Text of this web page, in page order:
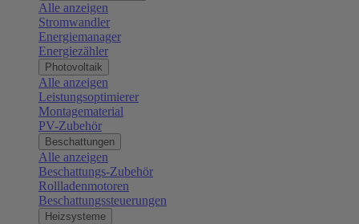
Alle anzeigen
Stromwandler
Energiemanager
Energiezähler
Photovoltaik
Alle anzeigen
Leistungsoptimierer
Montagematerial
PV-Zubehör
Beschattungen
Alle anzeigen
Beschattungs-Zubehör
Rollladenmotoren
Beschattungssteuerungen
Heizsysteme